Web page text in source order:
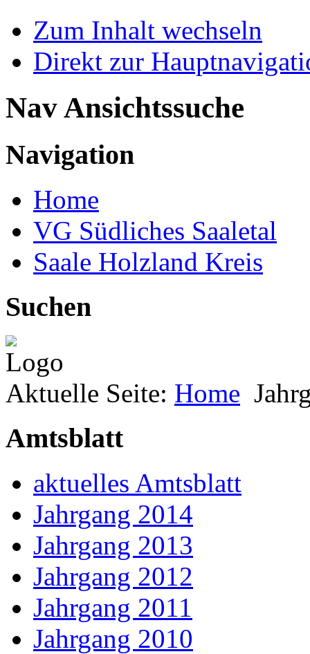
Zum Inhalt wechseln
Direkt zur
Nav Ansichtssuche
Navigation
Home
VG Südliches Saaletal
Saale Holzland Kreis
Suchen
Aktuelle Seite: Home
Amtsblatt
aktuelles Amtsblatt
Jahrgang 2014
Jahrgang 2013
Jahrgang 2012
Jahrgang 2011
Jahrgang 2010